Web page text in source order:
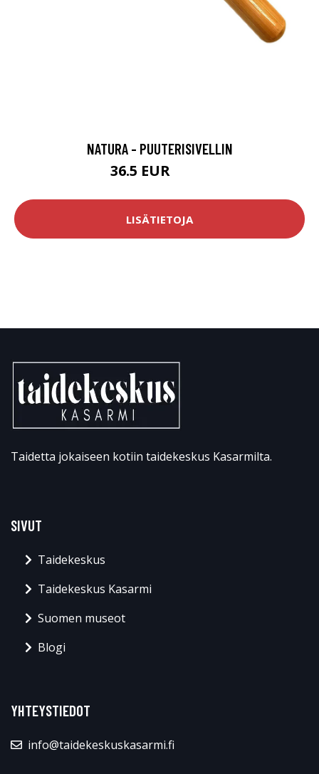
NATURA - PUUTERISIVELLIN
36.5 EUR
LISÄTIETOJA
Taidetta jokaiseen kotiin taidekeskus Kasarmilta.
SIVUT
Taidekeskus
Taidekeskus Kasarmi
Suomen museot
Blogi
YHTEYSTIEDOT
info@taidekeskuskasarmi.fi